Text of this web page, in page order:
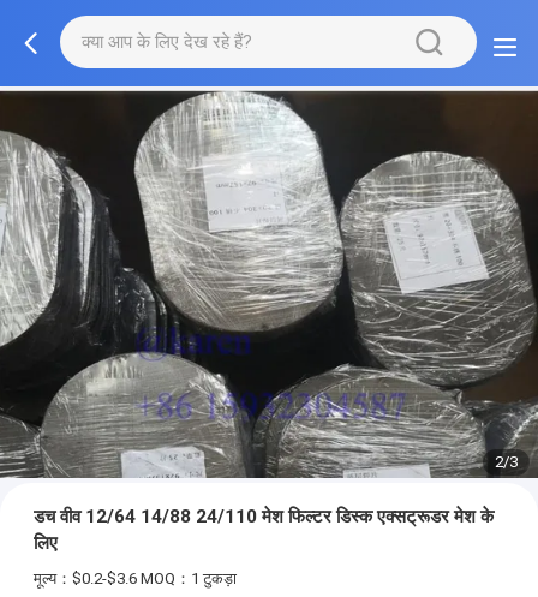
2/3
डच वीव 12/64 14/88 24/110 मेश फिल्टर डिस्क एक्सट्रूडर मेश के
लिए
मूल्य：$0.2-$3.6 MOQ：1 टुकड़ा